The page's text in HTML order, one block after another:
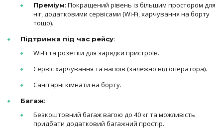
Преміум: Покращений рівень із більшим простором для
ніг, додатковими сервісами (Wi-Fi, харчування на борту
тощо).
Підтримка під час рейсу:
Wi-Fi та розетки для зарядки пристроїв.
Сервіс харчування та напоїв (залежно від оператора).
Санітарні кімнати на борту.
Багаж:
Безкоштовний багаж вагою до 40 кг та можливість
придбати додатковий багажний простір.